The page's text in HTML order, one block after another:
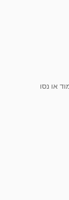
או נסו